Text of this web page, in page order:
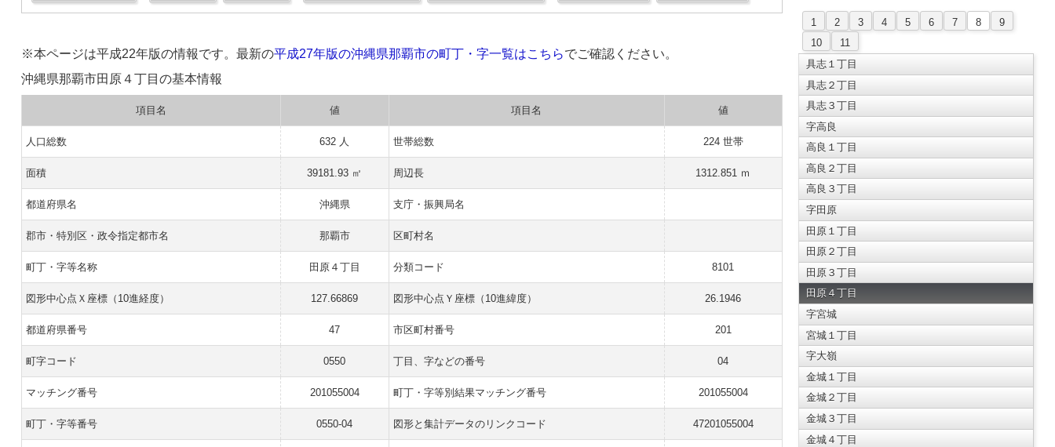
※本ページは平成22年版の情報です。最新の平成27年版の沖縄県那覇市の町丁・字一覧はこちらでご確認ください。
沖縄県那覇市田原４丁目の基本情報
項目名 値 項目名 値
人口総数 632 人 世帯総数 224 世帯
面積 39181.93 ㎡ 周辺長 1312.851 ｍ
都道府県名 沖縄県 支庁・振興局名
郡市・特別区・政令指定都市名 那覇市 区町村名
町丁・字等名称 田原４丁目 分類コード 8101
図形中心点Ｘ座標（10進経度） 127.66869 図形中心点Ｙ座標（10進緯度） 26.1946
都道府県番号 47 市区町村番号 201
町字コード 0550 丁目、字などの番号 04
マッチング番号 201055004 町丁・字等別結果マッチング番号 201055004
町丁・字等番号 0550-04 図形と集計データのリンクコード 47201055004
1 2 3 4 5 6 7 8
9
10
11
具志１丁目
具志２丁目
具志３丁目
字高良
高良１丁目
高良２丁目
高良３丁目
字田原
田原１丁目
田原２丁目
田原３丁目
田原４丁目
字宮城
宮城１丁目
字大嶺
金城１丁目
金城２丁目
金城３丁目
金城４丁目